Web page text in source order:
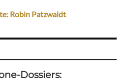
Robin Patzwaldt
Dossiers: